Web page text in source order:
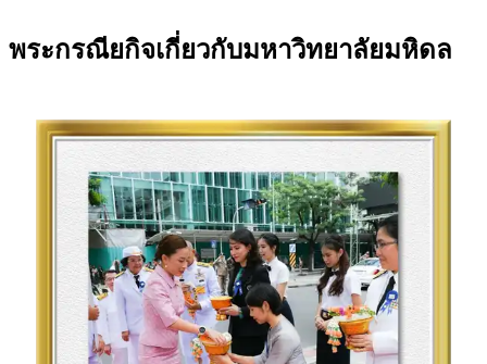
พระกรณียกิจเกี่ยวกับมหาวิทยาลัยมหิดล